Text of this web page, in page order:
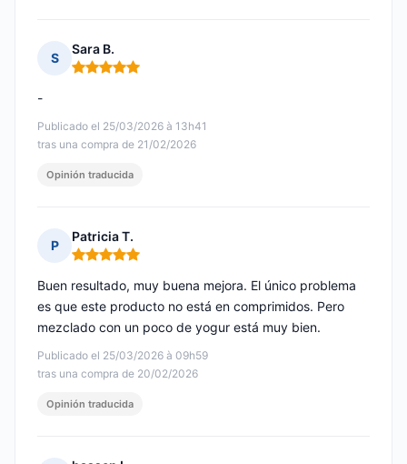
S
Sara B.
Nota: 5 de 5
Publicado el 25/03/2026 à 13h41
tras una compra de 21/02/2026
-
Opinión traducida
P
Patricia T.
Nota: 5 de 5
Publicado el 25/03/2026 à 09h59
tras una compra de 20/02/2026
Buen resultado, muy buena mejora. El único problema
es que este producto no está en comprimidos. Pero
mezclado con un poco de yogur está muy bien.
Opinión traducida